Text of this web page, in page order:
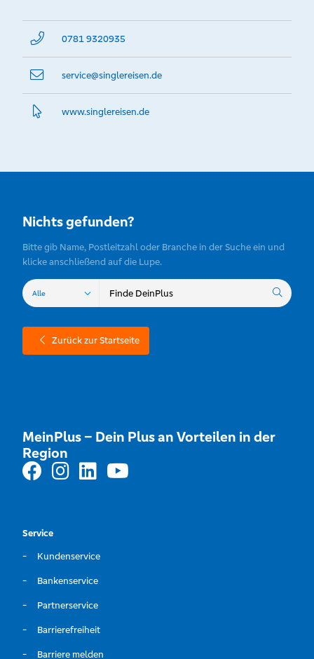
Alleinreisende –
auch zum
Verschenken.
0781 9320935
service@­singlereisen.de
www.­singlereisen.­de
Nichts gefunden?
Bitte gib Name, Postleitzahl oder Branche in der Suche ein und
klicke anschließend auf die Lupe.
Zurück zur Startseite
MeinPlus – Dein Plus an Vorteilen in der
Region
Service
Kundenservice
Bankenservice
Partnerservice
Barrierefreiheit
Barriere melden